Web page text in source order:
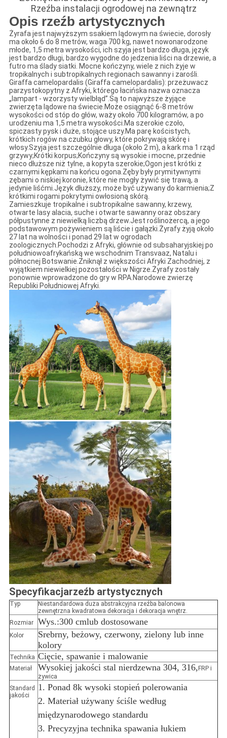
Rzeźba instalacji ogrodowej na zewnątrz
Opis rzeźb artystycznych
Żyrafa jest najwyższym ssakiem lądowym na świecie, dorosły
ma około 6 do 8 metrów, waga 700 kg, nawet nowonarodzone
młode, 1,5 metra wysokości, ich szyja jest bardzo długa, język
jest bardzo długi, bardzo wygodne do jedzenia liści na drzewie, a
futro ma ślady siatki. Mocne kończyny, wiele z nich żyje w
tropikalnych i subtropikalnych regionach sawanny i zarośli.
Giraffa camelopardalis (Giraffa camelopardalis): przeżuwacz
parzystokopytny z Afryki, którego łacińska nazwa oznacza
„lampart - wzorzysty wielbłąd”.Są to najwyższe żyjące
zwierzęta lądowe na świecie.Może osiągnąć 6-8 metrów
wysokości od stóp do głów, waży około 700 kilogramów, a po
urodzeniu ma 1,5 metra wysokości.Ma szerokie czoło,
spiczasty pysk i duże, stojące uszy.Ma parę kościstych,
krótkich rogów na czubku głowy, które pokrywają skórę i
włosy.Szyja jest szczególnie długa (około 2 m), a kark ma 1 rząd
grzywy;Krótki korpus;Kończyny są wysokie i mocne, przednie
nieco dłuższe niż tylne, a kopyta szerokie;Ogon jest krótki z
czarnymi kępkami na końcu ogona.Zęby były prymitywnymi
zębami o niskiej koronie, które nie mogły żywić się trawą, a
jedynie liśćmi.Język dłuższy, może być używany do karmienia;Z
krótkimi rogami pokrytymi owłosioną skórą.
Zamieszkuje tropikalne i subtropikalne sawanny, krzewy,
otwarte lasy alacia, suche i otwarte sawanny oraz obszary
półpustynne z niewielką liczbą drzew.Jest roślinożercą, a jego
podstawowym pożywieniem są liście i gałązki.Żyrafy żyją około
27 lat na wolności i ponad 29 lat w ogrodach
zoologicznych.Pochodzi z Afryki, głównie od subsaharyjskiej po
południowoafrykańską we wschodnim Transvaaz, Natalu i
północnej Botswanie.Zniknął z większości Afryki Zachodniej, z
wyjątkiem niewielkiej pozostałości w Nigrze.Żyrafy zostały
ponownie wprowadzone do gry w RPA.Narodowe zwierzę
Republiki Południowej Afryki.
Specyfikacjarzeźb artystycznych
Typ
Niestandardowa duża abstrakcyjna rzeźba balonowa
zewnętrzna kwadratowa dekoracja i dekoracja wnętrz.
Rozmiar
Wys.:300 cmlub dostosowane
Kolor
Srebrny, beżowy, czerwony, zielony lub inne
kolory
Technika Cięcie, spawanie i malowanie
Materiał Wysokiej jakości stal nierdzewna 304, 316, FRP i
żywica
Standard
jakości
1. Ponad 8k wysoki stopień polerowania
2. Materiał używany ściśle według
międzynarodowego standardu
3. Precyzyjna technika spawania łukiem